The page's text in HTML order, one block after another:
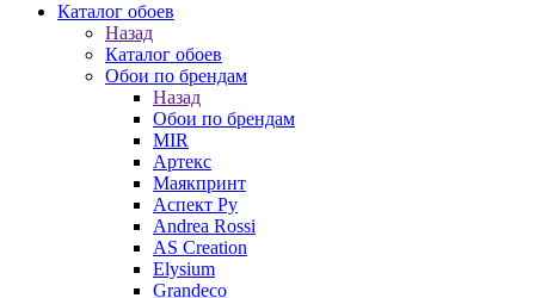
Каталог обоев
Назад
Каталог обоев
Обои по брендам
Назад
Обои по брендам
MIR
Артекс
Маякпринт
Аспект Ру
Andrea Rossi
AS Creation
Elysium
Grandeco